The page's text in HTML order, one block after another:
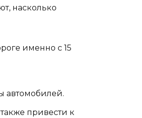
насколько
именно с 15
автомобилей.
привести к